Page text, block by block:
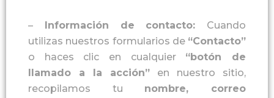
– Información de contacto: Cuando
utilizas nuestros formularios de “Contacto”
o haces clic en cualquier “botón de
llamado a la acción” en nuestro sitio,
recopilamos tu nombre,
correo